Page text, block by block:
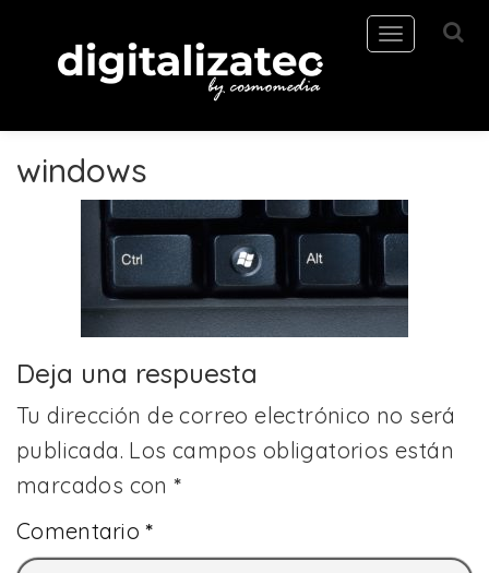
Toggle
navigation
windows
Deja una respuesta
Tu dirección de correo electrónico no será
publicada. Los campos obligatorios están
marcados con*
Comentario*